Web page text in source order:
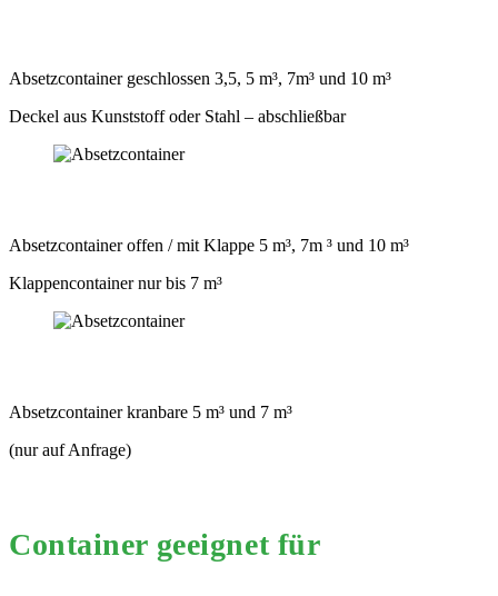
Absetzcontainer geschlossen 3,5, 5 m³, 7m³ und 10 m³
Deckel aus Kunststoff oder Stahl – abschließbar
Absetzcontainer offen / mit Klappe 5 m³, 7m ³ und 10 m³
Klappencontainer nur bis 7 m³
Absetzcontainer kranbare 5 m³ und 7 m³
(nur auf Anfrage)
Container geeignet für